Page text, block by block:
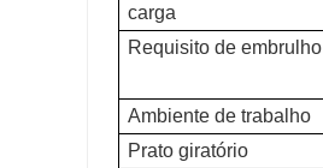
carga
Requisito de embrulho
Ambiente de trabalho
Prato giratório